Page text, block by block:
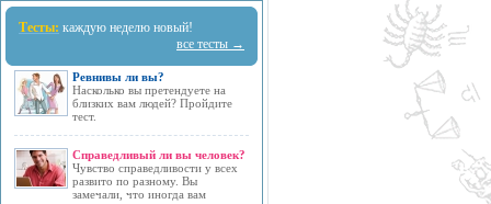
Тесты: каждую неделю новый!
все тесты →
Ревнивы ли вы?
Насколько вы претендуете на
близких вам людей? Пройдите
тест.
Справедливый ли вы человек?
Чувство справедливости у всех
развито по разному. Вы
замечали, что иногда вам